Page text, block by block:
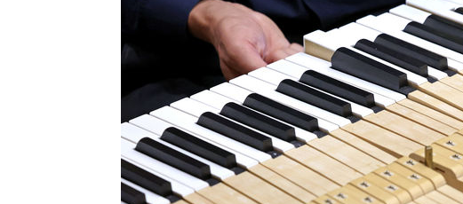
[속보]與 당대표 경선, 강원 권리당원 투표 김민석 승리…50.30%
"일본축구협회, 대한축구협회 성 접대 의혹 심판 조사"
[속보]장은수, KLPGA 제주삼다수 역전 우승…데뷔 10년 차에 첫 정
"얼마나 더웠으면"…안동 물길공원서 헤엄친 구렁이 '소동'
손흥민, 68분 뛰고 2경기 침묵…LAFC, 톨루카에 1-0 승리(종합)
'2경기 연속 침묵' 손흥민, 톨루카전 68분만 뛰고 슈팅 0개
이강인, 오늘 서울서 AT마드리드 입단식…'전례 없는 특급대우'
'여긴 20도, 저긴 50도'…열화상 카메라로 본 폭염 저감시설 '온도차'